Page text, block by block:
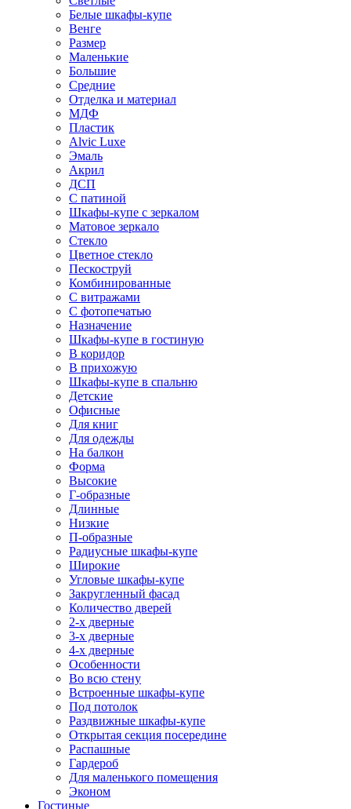
Белые шкафы-купе
Венге
Размер
Маленькие
Большие
Средние
Отделка и материал
МДФ
Пластик
Alvic Luxe
Эмаль
Акрил
ДСП
С патиной
Шкафы-купе с зеркалом
Матовое зеркало
Стекло
Цветное стекло
Пескоструй
Комбинированные
С витражами
С фотопечатью
Назначение
Шкафы-купе в гостиную
В коридор
В прихожую
Шкафы-купе в спальню
Детские
Офисные
Для книг
Для одежды
На балкон
Форма
Высокие
Г-образные
Длинные
Низкие
П-образные
Радиусные шкафы-купе
Широкие
Угловые шкафы-купе
Закругленный фасад
Количество дверей
2-х дверные
3-х дверные
4-х дверные
Особенности
Во всю стену
Встроенные шкафы-купе
Под потолок
Раздвижные шкафы-купе
Открытая секция посередине
Распашные
Гардероб
Для маленького помещения
Эконом
Гостиные